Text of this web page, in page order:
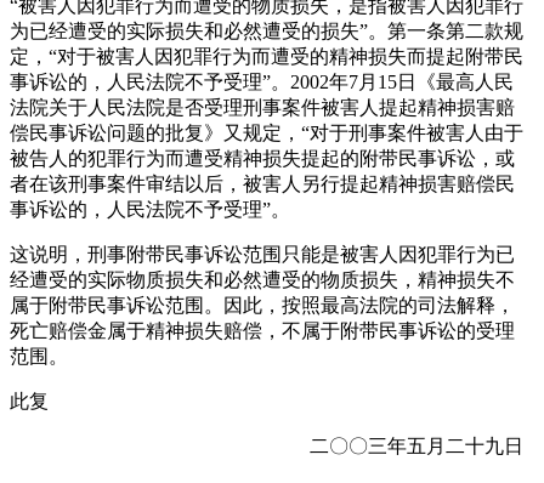
“被害人因犯罪行为而遭受的物质损失，是指被害人因犯罪行
为已经遭受的实际损失和必然遭受的损失”。第一条第二款规
定，“对于被害人因犯罪行为而遭受的精神损失而提起附带民
事诉讼的，人民法院不予受理”。2002年7月15日《最高人民
法院关于人民法院是否受理刑事案件被害人提起精神损害赔
偿民事诉讼问题的批复》又规定，“对于刑事案件被害人由于
被告人的犯罪行为而遭受精神损失提起的附带民事诉讼，或
者在该刑事案件审结以后，被害人另行提起精神损害赔偿民
事诉讼的，人民法院不予受理”。
这说明，刑事附带民事诉讼范围只能是被害人因犯罪行为已
经遭受的实际物质损失和必然遭受的物质损失，精神损失不
属于附带民事诉讼范围。因此，按照最高法院的司法解释，
死亡赔偿金属于精神损失赔偿，不属于附带民事诉讼的受理
范围。
此复
二〇〇三年五月二十九日